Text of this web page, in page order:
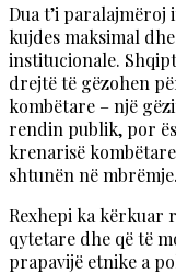
Dua t’i
kujdes maksimal
institucionale.
drejtë të gëzohen
kombëtare – një
rendin publik, por
krenarisë
shtunën në mbrëmje.
Rexhepi ka kërkuar
qytetare dhe që të
prapavijë etnike a